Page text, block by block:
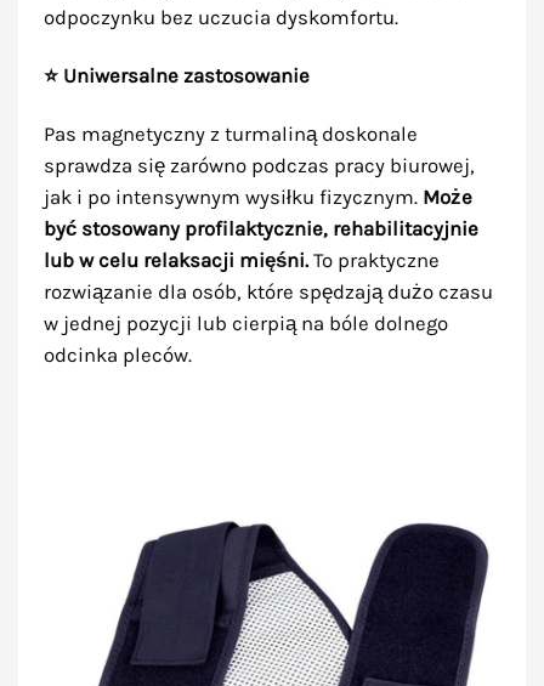
odpoczynku bez uczucia dyskomfortu.
⭐ Uniwersalne zastosowanie
Pas magnetyczny z turmaliną doskonale
sprawdza się zarówno podczas pracy biurowej,
jak i po intensywnym wysiłku fizycznym.Może
być stosowany profilaktycznie, rehabilitacyjnie
lub w celu relaksacji mięśni.To praktyczne
rozwiązanie dla osób, które spędzają dużo czasu
w jednej pozycji lub cierpią na bóle dolnego
odcinka pleców.